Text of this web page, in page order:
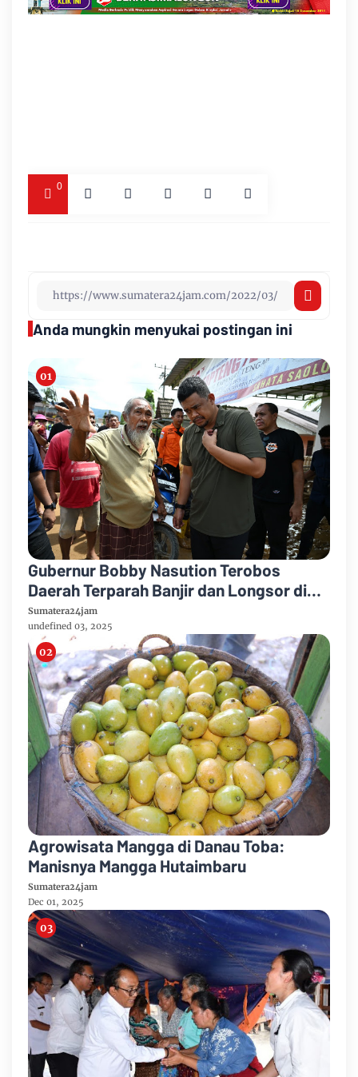
0
Anda mungkin menyukai postingan ini
Gubernur Bobby Nasution Terobos
Daerah Terparah Banjir dan Longsor di
Tapteng
Sumatera24jam
undefined 03, 2025
Agrowisata Mangga di Danau Toba:
Manisnya Mangga Hutaimbaru
Sumatera24jam
Dec 01, 2025